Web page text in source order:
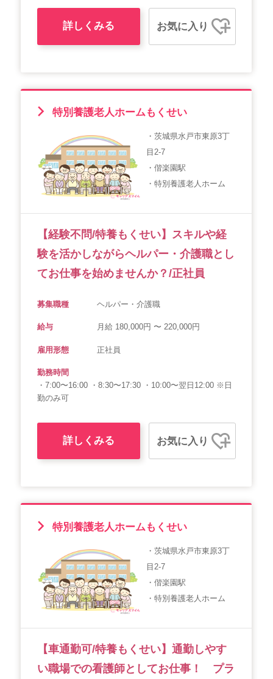
詳しくみる お気に入り
特別養護老人ホームもくせい
・茨城県水戸市東原3丁
目2-7
・偕楽園駅
・特別養護老人ホーム
【経験不問/特養もくせい】スキルや経
験を活かしながらヘルパー・介護職とし
てお仕事を始めませんか？/正社員
募集職種 ヘルパー・介護職
給与 月給 180,000円 〜 220,000円
雇用形態 正社員
勤務時間
・7:00〜16:00 ・8:30〜17:30 ・10:00〜翌日12:00 ※日
勤のみ可
詳しくみる お気に入り
特別養護老人ホームもくせい
・茨城県水戸市東原3丁
目2-7
・偕楽園駅
・特別養護老人ホーム
【車通勤可/特養もくせい】通勤しやす
い職場での看護師としてお仕事！ プラ